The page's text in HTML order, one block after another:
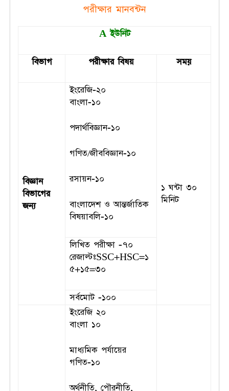
পরীক্ষার মানবন্টন
Aইউনিট
বিভাগ পরীক্ষার বিষয় সময়
বিজ্ঞান
বিভাগের
জন্য
ইংরেজি-২০
বাংলা-১০
পদার্থবিজ্ঞান-১০
গণিত/জীববিজ্ঞান-১০
রসায়ন-১০
বাংলাদেশ ও আন্তর্জাতিক
বিষয়াবলি-১০
১ ঘন্টা ৩০
মিনিট
লিখিত পরীক্ষা -৭০
রেজাল্টঃSSC+HSC=১
৫+১৫=৩০
সর্বমোট -১০০
ইংরেজি ২০
বাংলা ১০
মাধ্যমিক পর্যায়ের
গণিত-১০
অর্থনীতি, পৌরনীতি,